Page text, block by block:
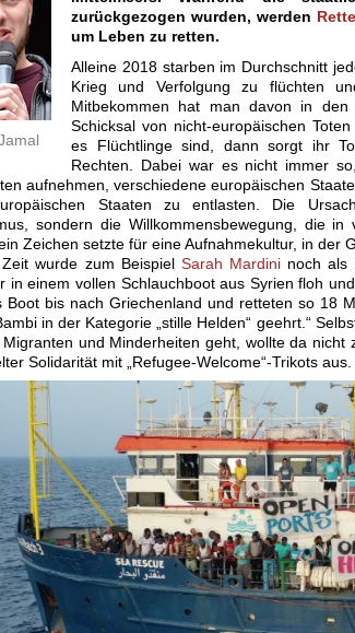
zurückgezogen wurden, werden
um Leben zu retten.
Alleine 2018 starben im Durchschnitt
Krieg und Verfolgung zu flüchten
Mitbekommen hat man davon in
Schicksal von nicht-europäischen
es Flüchtlinge sind, dann sorgt ihr
Rechten. Dabei war es nicht immer
aufnehmen, verschiedene europäischen
Staaten zu entlasten. Die
sondern die Willkommensbewegung, die
Zeichen setzte für eine Aufnahmekultur, in der
wurde zum Beispiel Sarah Mardini noch als
in einem vollen Schlauchboot aus Syrien floh
Boot bis nach Griechenland und retteten so 18
in der Kategorie „stille Helden“ geehrt.“
und Minderheiten geht, wollte da nicht
Solidarität mit „Refugee-Welcome“-Trikots aus.